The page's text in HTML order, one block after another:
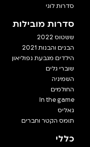
סדרות לוגי
סדרות מובילות
ששטוס 2022
הבנים והבנות 2021
הילדים מגבעת נפוליאון
שוברי גלים
השמיניה
החולמים
In the game
גאליס
תומס הקטר וחברים
כללי